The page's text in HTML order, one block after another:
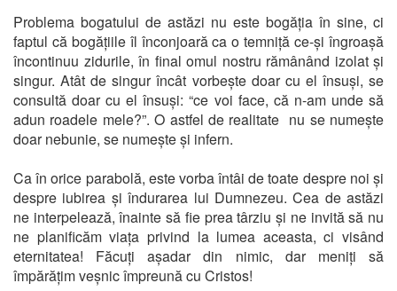
Problema bogatului de astăzi nu este bogăția în sine, ci
faptul că bogățiile îl înconjoară ca o temniță ce-și îngroașă
încontinuu zidurile, în final omul nostru rămânând izolat și
singur. Atât de singur încât vorbește doar cu el însuși, se
consultă doar cu el însuși: “ce voi face, că n-am unde să
adun roadele mele?”. O astfel de realitate nu se numește
doar nebunie, se numește și infern.
Ca în orice parabolă, este vorba întâi de toate despre noi și
despre iubirea și îndurarea lui Dumnezeu. Cea de astăzi
ne interpelează, înainte să fie prea târziu și ne invită să nu
ne planificăm viața privind la lumea aceasta, ci visând
eternitatea! Făcuți așadar din nimic, dar meniți să
împărățim veșnic împreună cu Cristos!